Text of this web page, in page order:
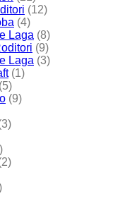
(12)
(4)
Laga (8)
(9)
Laga (3)
(1)
(5)
(9)